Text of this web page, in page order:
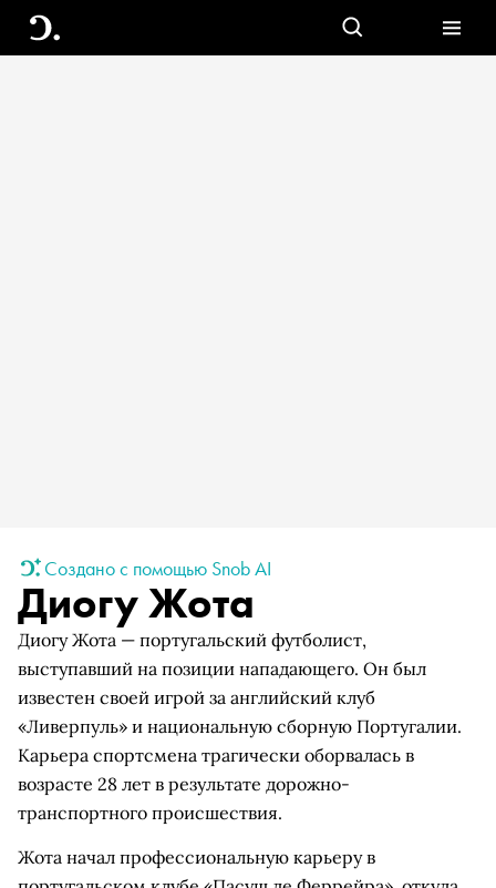
Создано с помощью Snob AI
Диогу Жота
Диогу Жота — португальский футболист,
выступавший на позиции нападающего. Он был
известен своей игрой за английский клуб
«Ливерпуль» и национальную сборную Португалии.
Карьера спортсмена трагически оборвалась в
возрасте 28 лет в результате дорожно-
транспортного происшествия.
Жота начал профессиональную карьеру в